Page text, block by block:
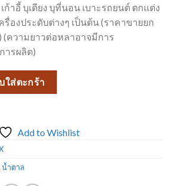
ก้าอี้ บุเตียง บุที่นอน เบาะรถยนต์ ตกแต่ง
รื่องประดับต่างๆ เป็นต้น (ราคาขายยก
(ความยาวต่อหลาอาจมีการ
ารผลิต)
จอร์ ขายดีที่สุด หนังเทียม PU-WX 245 ชิ้น
ใส่ตะกร้า
Add to Wishlist
น้ำตาล